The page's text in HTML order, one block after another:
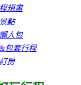
規畫
點
人包
包套行程
房